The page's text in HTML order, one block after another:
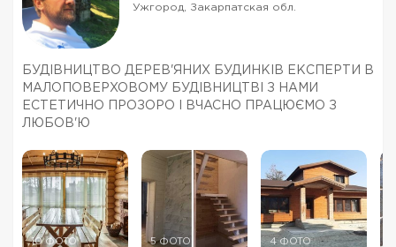
Ужгород, Закарпатская обл.
БУДІВНИЦТВО ДЕРЕВ'ЯНИХ БУДИНКІВ ЕКСПЕРТИ В
МАЛОПОВЕРХОВОМУ БУДІВНИЦТВІ З НАМИ
ЕСТЕТИЧНО ПРОЗОРО І ВЧАСНО ПРАЦЮЄМО З
ЛЮБОВ'Ю
10 ФОТО 5 ФОТО 4 ФОТО